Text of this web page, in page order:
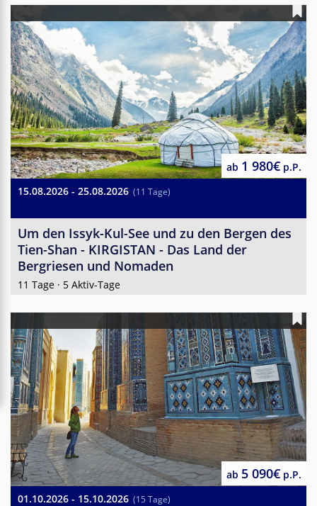
15.08.2026 - 25.08.2026 (11 Tage)
ab 1 980€ p.P.
Um den Issyk-Kul-See und zu den Bergen des
Tien-Shan - KIRGISTAN - Das Land der
Bergriesen und Nomaden
11 Tage · 5 Aktiv-Tage
01.10.2026 - 15.10.2026 (15 Tage)
ab 5 090€ p.P.